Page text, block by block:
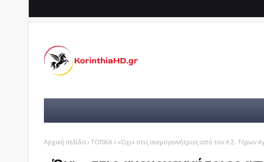
Αρχική σελίδα ΤΟΠΙΚΑ «Όχι» στις ανεμογεννήτριες από τον Α.Σ. Τήρων